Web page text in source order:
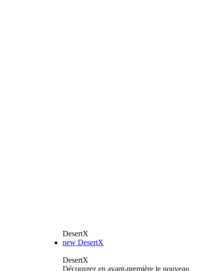
DesertX
new DesertX
DesertX
Découvrez en avant-première le nouveau